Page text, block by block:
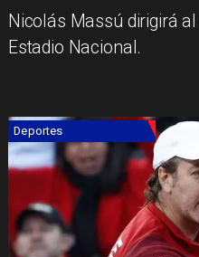
Nicolás Massú dirigirá
Estadio Nacional.
Deportes